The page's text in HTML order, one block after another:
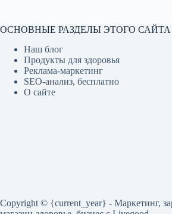
ОСНОВНЫЕ РАЗДЕЛЫ ЭТОГО САЙТА
Наш блог
Продукты для здоровья
Реклама-маркетинг
SEO-анализ, бесплатно
О сайте
Copyright © {current_year} - Маркетинг,